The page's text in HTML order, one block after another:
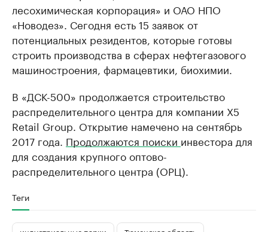
лесохимическая корпорация» и ОАО НПО
«Новодез». Сегодня есть 15 заявок от
потенциальных резидентов, которые готовы
строить производства в сферах нефтегазового
машиностроения, фармацевтики, биохимии.
В «ДСК-500» продолжается строительство
распределительного центра для компании X5
Retail Group. Открытие намечено на сентябрь
2017 года. Продолжаются поиски инвестора для
для создания крупного оптово-
распределительного центра (ОРЦ).
Теги